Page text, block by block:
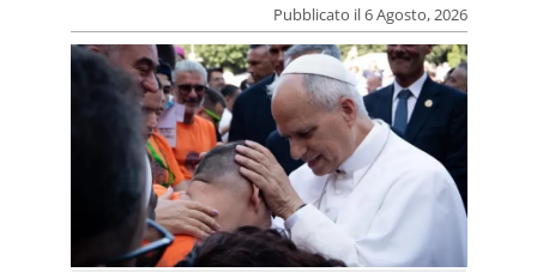
Pubblicato il 6 Agosto, 2026